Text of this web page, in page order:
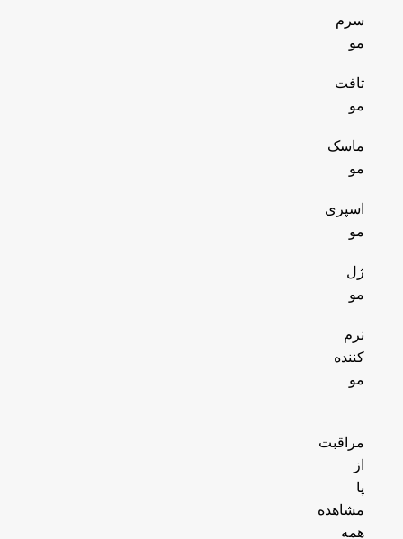
سرم
مو
تافت
مو
ماسک
مو
اسپری
مو
ژل
مو
نرم
کننده
مو
مراقبت
از
پا
مشاهده
همه